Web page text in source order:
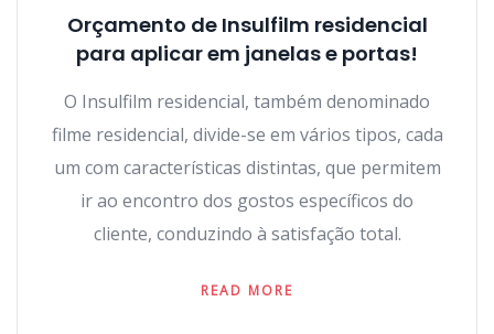
Orçamento de Insulfilm residencial
para aplicar em janelas e portas!
O Insulfilm residencial, também denominado
filme residencial, divide-se em vários tipos, cada
um com características distintas, que permitem
ir ao encontro dos gostos específicos do
cliente, conduzindo à satisfação total.
READ MORE